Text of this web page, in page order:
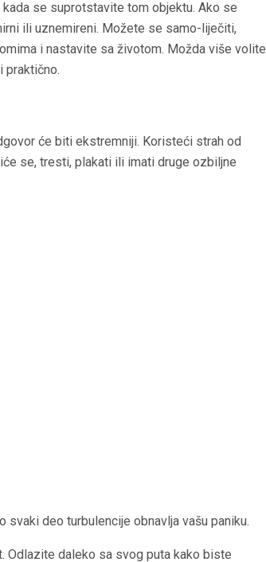
se suprotstavite tom objektu. Ako se
ili uznemireni. Možete se samo-liječiti,
i nastavite sa životom. Možda više volite
praktično.
će biti ekstremniji. Koristeći strah od
se, tresti, plakati ili imati druge ozbiljne
deo turbulencije obnavlja vašu paniku.
Odlazite daleko sa svog puta kako biste